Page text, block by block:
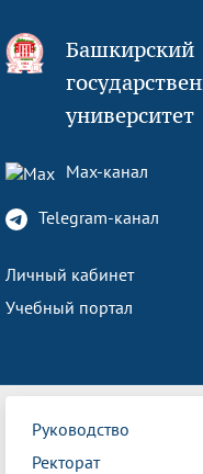
Башкирский
университет
Max-канал
Telegram-канал
Личный кабинет
Учебный портал
Руководство
Ректорат